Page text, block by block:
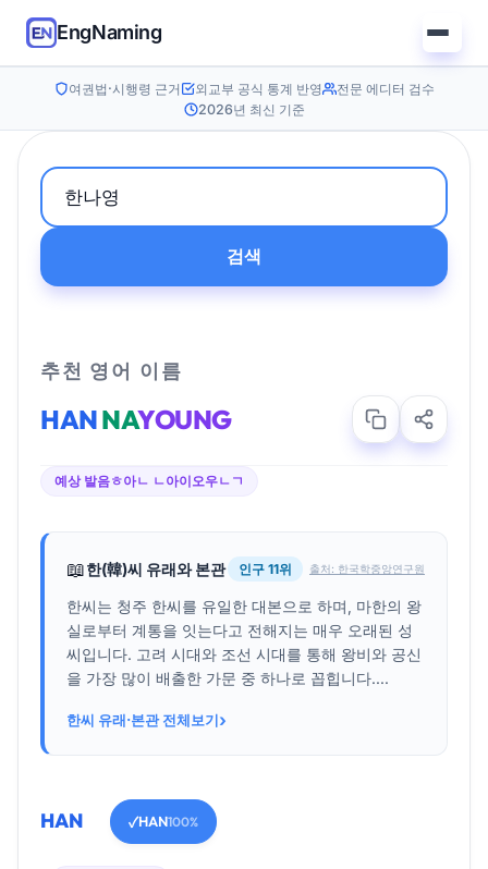
EngNaming
여권법·시행령 근거 외교부 공식 통계 반영
전문 에디터 검수
2026년 최신 기준
검색
추천 영어 이름
HANNAYOUNG
예상 발음ㅎ아ㄴ ㄴ아이오우ㄴㄱ
📖한(韓)씨 유래와 본관 인구 11위 출처: 한국학중앙연구원
한씨는 청주 한씨를 유일한 대본으로 하며, 마한의 왕
실로부터 계통을 잇는다고 전해지는 매우 오래된 성
씨입니다. 고려 시대와 조선 시대를 통해 왕비와 공신
을 가장 많이 배출한 가문 중 하나로 꼽힙니다....
한씨 유래·본관 전체보기›
HAN ✓HAN100%